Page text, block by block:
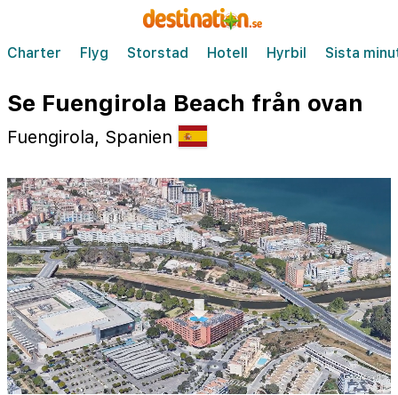
Charter Flyg Storstad Hotell Hyrbil Sista
Se Fuengirola Beach från ovan
Fuengirola, Spanien